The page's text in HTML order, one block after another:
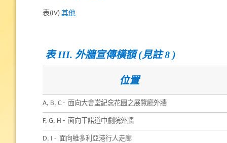
表(IV) 其他
表 III. 外牆宣傳橫額 (見註 8 )
位置
A, B, C - 面向大會堂紀念花園之展覽廳外牆
F, G, H - 面向干諾道中劇院外牆
D, I - 面向維多利亞港行人走廊